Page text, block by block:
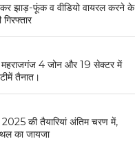
कर झाड़-फूंक व वीडियो वायरल करने के
महराजगंज 4 जोन और 19 सेक्टर में
तैनात।
की तैयारियां अंतिम चरण में,
का जायजा